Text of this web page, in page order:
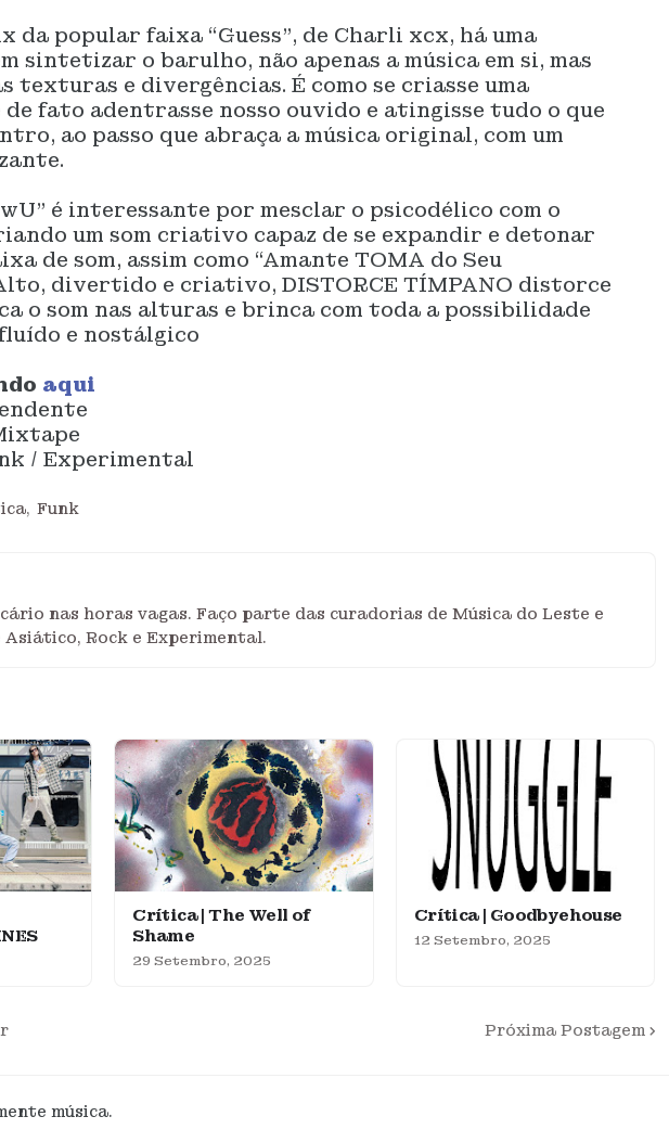
da popular faixa “Guess”, de Charli xcx, há uma
sintetizar o barulho, não apenas a música em si, mas
texturas e divergências. É como se criasse uma
de fato adentrasse nosso ouvido e atingisse tudo o que
ao passo que abraça a música original, com um
é interessante por mesclar o psicodélico com o
um som criativo capaz de se expandir e detonar
de som, assim como “Amante TOMA do Seu
divertido e criativo, DISTORCE TÍMPANO distorce
o som nas alturas e brinca com toda a possibilidade
e nostálgico
aqui
/ Experimental
Funk
nas horas vagas. Faço parte das curadorias de Música do Leste e
Asiático, Rock e Experimental.
Crítica | The Well of
Shame
29 Setembro, 2025
Crítica | Goodbyehouse
12 Setembro, 2025
Próxima Postagem
música.